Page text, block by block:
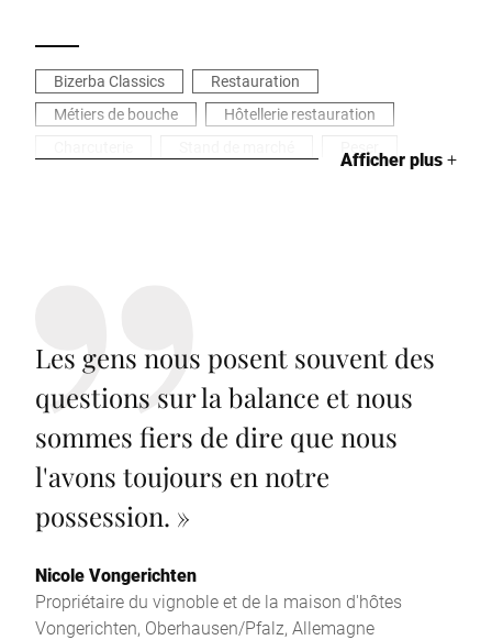
Bizerba Classics
Restauration
Métiers de bouche
Hôtellerie restauration
Peser
Afficher plus+
Les gens nous posent souvent des
questions sur la balance et nous
sommes fiers de dire que nous
l'avons toujours en notre
possession. »
Nicole Vongerichten
Propriétaire du vignoble et de la maison d'hôtes
Vongerichten, Oberhausen/Pfalz, Allemagne